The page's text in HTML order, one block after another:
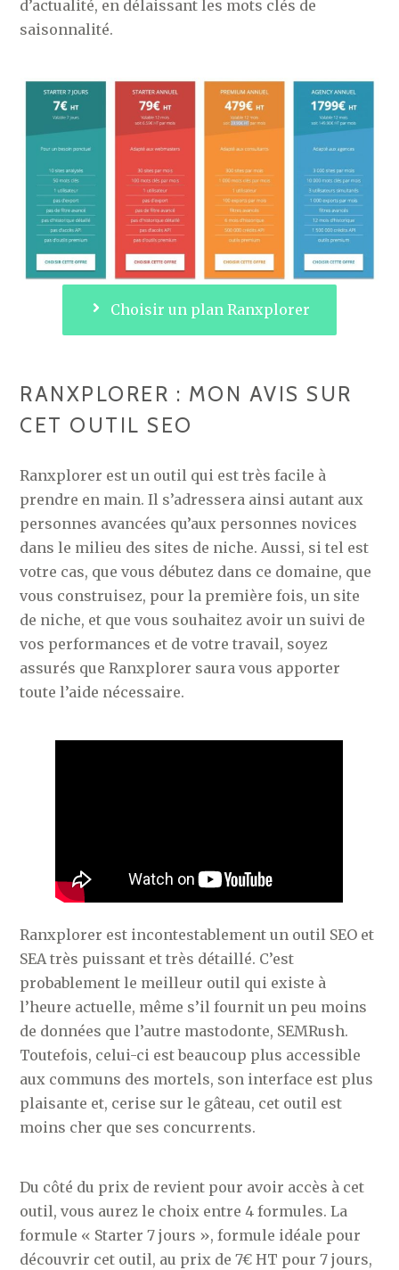
d’actualité, en délaissant les mots clés de
saisonnalité.
Choisir un plan Ranxplorer
RANXPLORER : MON AVIS SUR
CET OUTIL SEO
Ranxplorer est un outil qui est très facile à
prendre en main. Il s’adressera ainsi autant aux
personnes avancées qu’aux personnes novices
dans le milieu des sites de niche. Aussi, si tel est
votre cas, que vous débutez dans ce domaine, que
vous construisez, pour la première fois, un site
de niche, et que vous souhaitez avoir un suivi de
vos performances et de votre travail, soyez
assurés que Ranxplorer saura vous apporter
toute l’aide nécessaire.
Ranxplorer est incontestablement un outil SEO et
SEA très puissant et très détaillé. C’est
probablement le meilleur outil qui existe à
l’heure actuelle, même s’il fournit un peu moins
de données que l’autre mastodonte, SEMRush.
Toutefois, celui-ci est beaucoup plus accessible
aux communs des mortels, son interface est plus
plaisante et, cerise sur le gâteau, cet outil est
moins cher que ses concurrents.
Du côté du prix de revient pour avoir accès à cet
outil, vous aurez le choix entre 4 formules. La
formule « Starter 7 jours », formule idéale pour
découvrir cet outil, au prix de 7€ HT pour 7 jours,